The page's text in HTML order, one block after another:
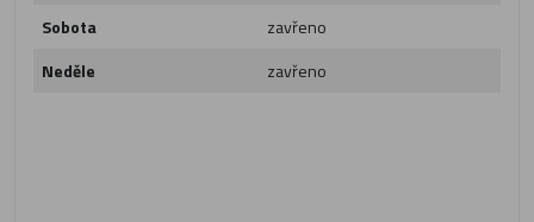
Sobota
zavřeno
Neděle
zavřeno